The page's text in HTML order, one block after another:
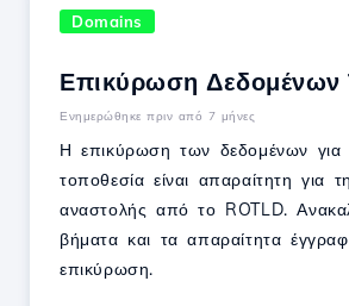
Domains
Επικύρωση Δεδομένων
Ενημερώθηκε πριν από 7 μήνες
Η επικύρωση των δεδομένων για
τοποθεσία είναι απαραίτητη για
αναστολής από το ROTLD.
βήματα και τα απαραίτητα
επικύρωση.